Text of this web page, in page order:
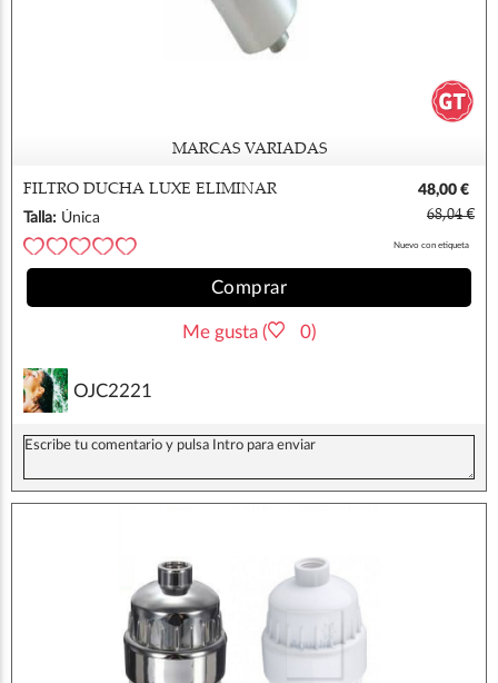
MARCAS VARIADAS
FILTRO DUCHA LUXE ELIMINAR
CLORO
48,00 €
Talla: Única 68,04 €
Nuevo con etiqueta
Comprar
Me gusta ( 0)
OJC2221